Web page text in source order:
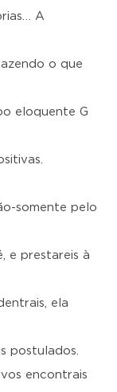
A
o que
eloquente G
somente pelo
e prestareis à
ela
postulados.
encontrais